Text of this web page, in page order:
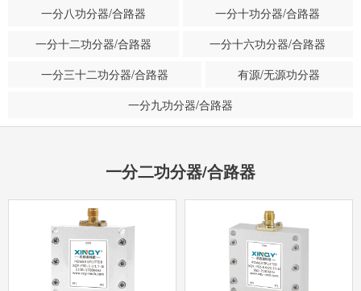
一分八功分器/合路器
一分十功分器/合路器
一分十二功分器/合路器
一分十六功分器/合路器
一分三十二功分器/合路器
有源/无源功分器
一分九功分器/合路器
一分二功分器/合路器